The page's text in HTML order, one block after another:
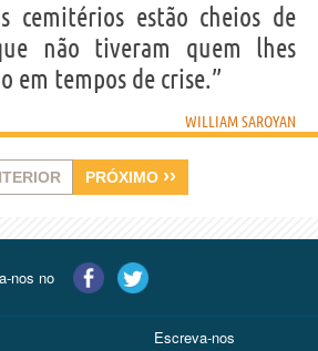
cemitérios estão cheios de
não tiveram quem lhes
em tempos de crise.”
WILLIAM SAROYAN
PRÓXIMO ››
nos no
Escreva-nos